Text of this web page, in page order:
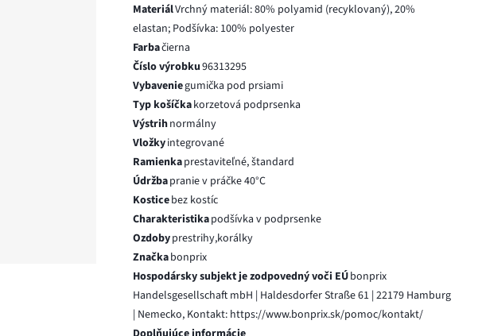
MateriálVrchný materiál: 80% polyamid (recyklovaný), 20%
elastan; Podšívka: 100% polyester
Farbačierna
Číslo výrobku96313295
Vybaveniegumička pod prsiami
Typ košíčkakorzetová podprsenka
Výstrihnormálny
Vložkyintegrované
Ramienkaprestaviteľné, štandard
Údržbapranie v práčke 40°C
Kosticebez kostíc
Charakteristikapodšívka v podprsenke
Ozdobyprestrihy,korálky
Značkabonprix
Hospodársky subjekt je zodpovedný voči EÚbonprix
Handelsgesellschaft mbH | Haldesdorfer Straße 61 | 22179 Hamburg
| Nemecko, Kontakt: https://www.bonprix.sk/pomoc/kontakt/